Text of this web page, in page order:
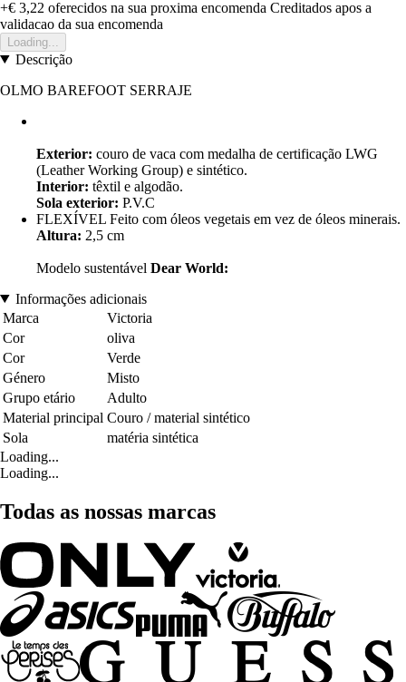
+€ 3,22 oferecidos na sua proxima encomenda Creditados apos a
validacao da sua encomenda
Loading...
Descrição
OLMO BAREFOOT SERRAJE
Exterior: couro de vaca com medalha de certificação LWG
(Leather Working Group) e sintético.
Interior: têxtil e algodão.
Sola exterior: P.V.C
FLEXÍVEL Feito com óleos vegetais em vez de óleos minerais.
Altura: 2,5 cm
Modelo sustentável Dear World:
Informações adicionais
Marca
Victoria
Cor
oliva
Cor
Verde
Género
Misto
Grupo etário
Adulto
Material principal Couro / material sintético
Sola
matéria sintética
Loading...
Loading...
Todas as nossas marcas